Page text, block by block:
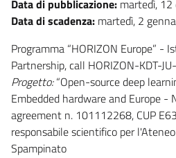
Data di pubblicazione: martedì,
Data di scadenza: martedì, 2
Programma “HORIZON Europe” -
Partnership, call HORIZON-KDT-
Progetto:“Open-source deep
Embedded hardware and Europe -
agreement n. 101112268, CUP
responsabile scientifico per
Spampinato